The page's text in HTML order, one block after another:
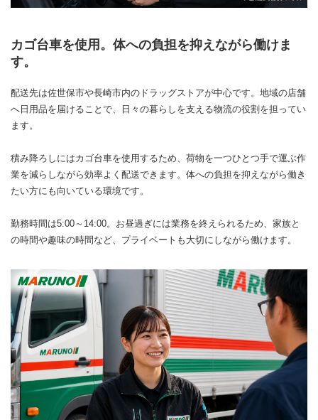
カゴ台車を使用。体への負担を抑えながら働けま
す。
配送先は佐世保市や長崎市内のドラッグストアが中心です。地域の店舗
へ日用品を届けることで、日々の暮らしを支える物流の役割を担ってい
ます。
積み降ろしにはカゴ台車を使用するため、荷物を一つひとつ手で運ぶ作
業を減らしながら効率よく配送できます。体への負担を抑えながら働き
たい方にも向いている環境です。
勤務時間は5:00～14:00。お昼過ぎには業務を終えられるため、家族と
の時間や趣味の時間など、プライベートも大切にしながら働けます。